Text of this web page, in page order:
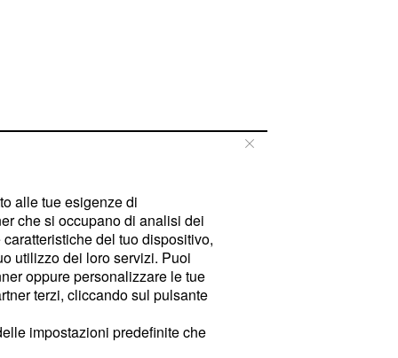
alle tue esigenze di
che si occupano di analisi dei
del tuo dispositivo,
utilizzo dei loro servizi. Puoi
oppure personalizzare le tue
terzi, cliccando sul pulsante
impostazioni predefinite che